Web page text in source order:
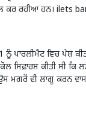
ਕਰ ਰਹੀਆਂ ਹਨ। ilets
ਨੂੰ ਪਾਰਲੀਮੈਂਟ ਵਿਚ ਪੇਸ਼
ਸਿਫ਼ਾਰਸ਼ ਕੀਤੀ ਸੀ
ਮਗਰੋਂ ਵੀ ਲਾਗੂ ਕਰਨ